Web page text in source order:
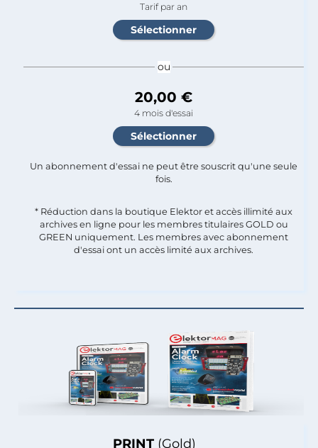
PRINT (Gold)
Tarif par an
ou
20,00 €
4 mois d'essai
Un abonnement d'essai ne peut être souscrit qu'une seule
fois.​
* Réduction dans la boutique Elektor et accès illimité aux
archives en ligne pour les membres titulaires GOLD ou
GREEN uniquement. Les membres avec abonnement
d'essai ont un accès limité aux archives.